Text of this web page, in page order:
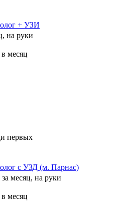
+ УЗИ
на руки
месяц
первых
с УЗД (м. Парнас)
за месяц, на руки
месяц